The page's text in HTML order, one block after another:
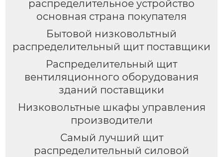
распределительное устройство
основная страна покупателя
Бытовой низковольтный
распределительный щит поставщики
Распределительный щит
вентиляционного оборудования
зданий поставщики
Низковольтные шкафы управления
производители
Самый лучший щит
распределительный силовой